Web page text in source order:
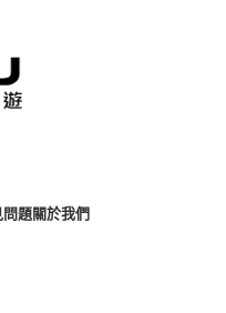
問題關於我們